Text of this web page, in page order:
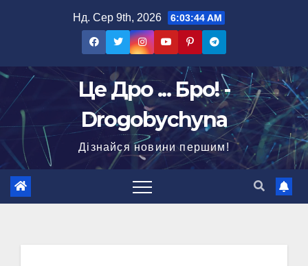
Нд. Сер 9th, 2026 6:03:45 AM
Це Дро ... Бро! -
Drogobychyna
Дізнайся новини першим!